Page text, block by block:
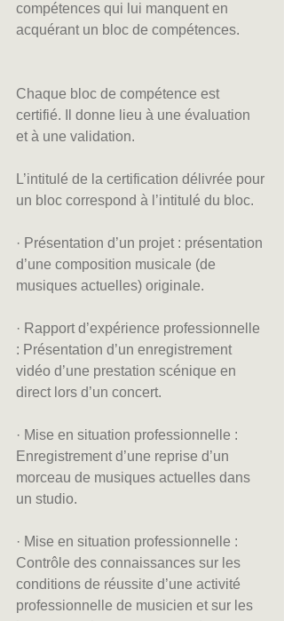
compétences qui lui manquent en
acquérant un bloc de compétences.
Chaque bloc de compétence est
certifié. Il donne lieu à une évaluation
et à une validation.
L’intitulé de la certification délivrée pour
un bloc correspond à l’intitulé du bloc.
· Présentation d’un projet : présentation
d’une composition musicale (de
musiques actuelles) originale.
· Rapport d’expérience professionnelle
: Présentation d’un enregistrement
vidéo d’une prestation scénique en
direct lors d’un concert.
· Mise en situation professionnelle :
Enregistrement d’une reprise d’un
morceau de musiques actuelles dans
un studio.
· Mise en situation professionnelle :
Contrôle des connaissances sur les
conditions de réussite d’une activité
professionnelle de musicien et sur les